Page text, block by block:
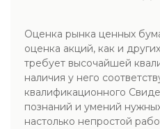
Оценка рынка ценных
оценка акций, как и
требует высочайшей
наличия у него
квалификационного
познаний и умений
настолько непростой